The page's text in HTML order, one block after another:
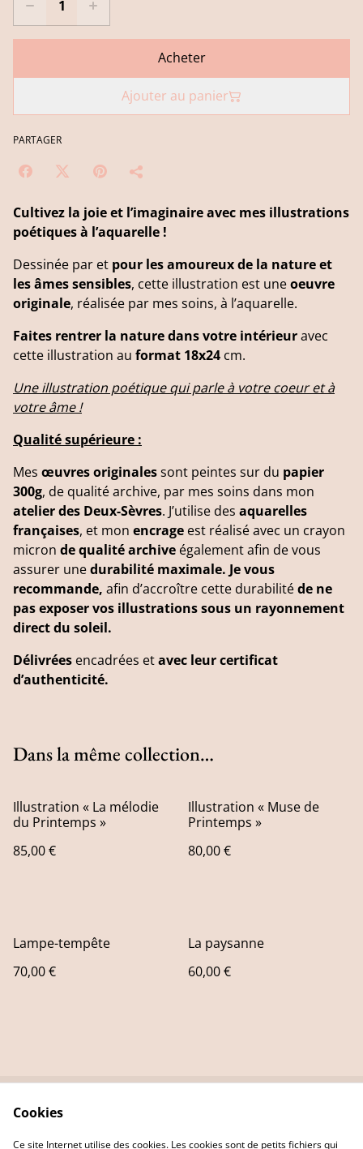
Acheter
Ajouter au panier
PARTAGER
Cultivez la joie et l’imaginaire avec mes illustrations
poétiques à l’aquarelle !
Dessinée par et pour les amoureux de la nature et
les âmes sensibles, cette illustration est uneoeuvre
originale, réalisée par mes soins, à l’aquarelle.
Faites rentrer la nature dans votre intérieuravec
cette illustration au format 18x24 cm.
Une illustration poétique qui parle à votre coeur et à
votre âme !
Qualité supérieure :
Mes œuvres originalessont peintes sur du papier
300g, de qualité archive, par mes soins dans mon
atelier des Deux-Sèvres. J’utilise des aquarelles
françaises, et mon encrage est réalisé avec un crayon
micron de qualité archive également afin de vous
assurer unedurabilité maximale. Je vous
recommande, afin d’accroître cette durabilitéde ne
pas exposer vos illustrations sous un rayonnement
direct du soleil.
Délivrées encadrées etavec leur certificat
d’authenticité.
Dans la même collection…
Illustration « La mélodie
du Printemps »
85,00 €
Illustration « Muse de
Printemps »
80,00 €
Lampe-tempête
70,00 €
La paysanne
60,00 €
Privacy Policy
Cookie Policy
Cookies
Ce site Internet utilise des cookies. Les cookies sont de petits fichiers qui